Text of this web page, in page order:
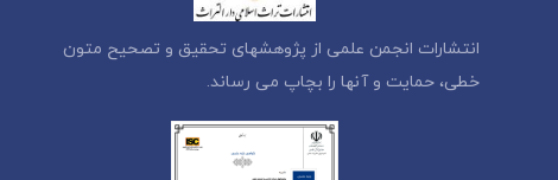
انتشارات انجمن علمی از پژوهشهای تحقیق و تصحیح متون
خطی، حمایت و آنها را بچاپ می رساند.